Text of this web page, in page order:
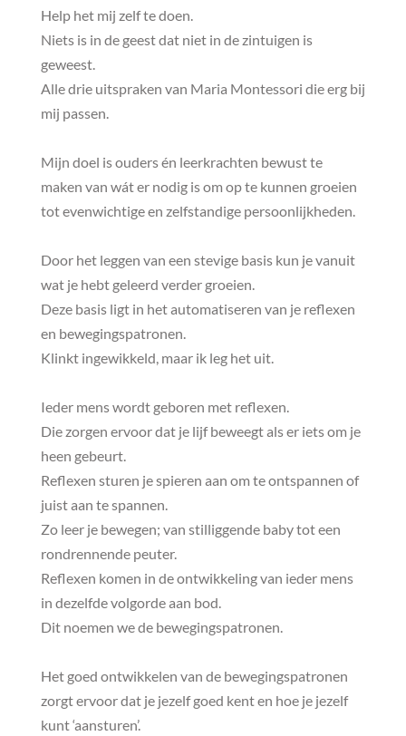
Help het mij zelf te doen.
Niets is in de geest dat niet in de zintuigen is
geweest.
Alle drie uitspraken van Maria Montessori die erg bij
mij passen.
Mijn doel is ouders én leerkrachten bewust te
maken van wát er nodig is om op te kunnen groeien
tot evenwichtige en zelfstandige persoonlijkheden.
Door het leggen van een stevige basis kun je vanuit
wat je hebt geleerd verder groeien.
Deze basis ligt in het automatiseren van je reflexen
en bewegingspatronen.
Klinkt ingewikkeld, maar ik leg het uit.
Ieder mens wordt geboren met reflexen.
Die zorgen ervoor dat je lijf beweegt als er iets om je
heen gebeurt.
Reflexen sturen je spieren aan om te ontspannen of
juist aan te spannen.
Zo leer je bewegen; van stilliggende baby tot een
rondrennende peuter.
Reflexen komen in de ontwikkeling van ieder mens
in dezelfde volgorde aan bod.
Dit noemen we de bewegingspatronen.
Het goed ontwikkelen van de bewegingspatronen
zorgt ervoor dat je jezelf goed kent en hoe je jezelf
kunt ‘aansturen’.